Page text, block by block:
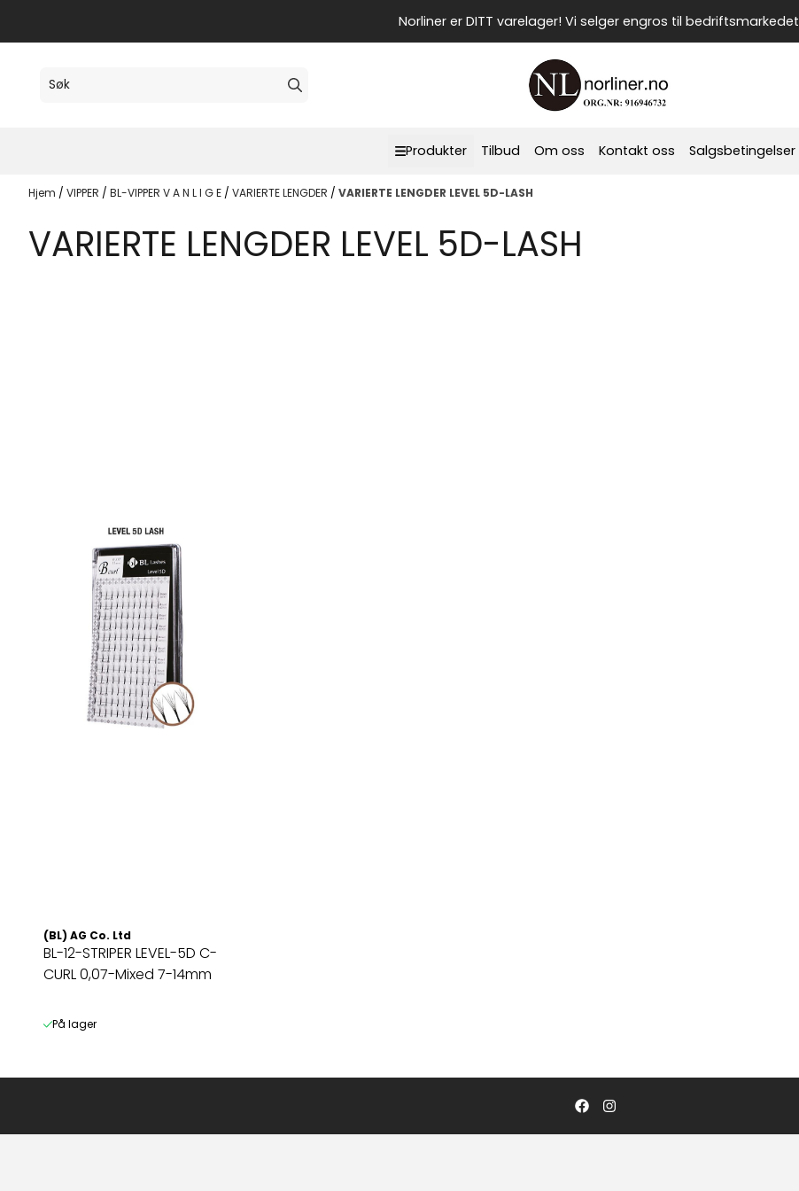
Norliner er DITT varelager! Vi selger engros til bedriftsmarkedet
Produkter Tilbud Om oss Kontakt oss Salgsbetingelser
Hjem / VIPPER / BL-VIPPER V A N L I G E / VARIERTE LENGDER / VARIERTE LENGDER LEVEL 5D-LASH
VARIERTE LENGDER LEVEL 5D-LASH
(BL) AG Co. Ltd
BL-12-STRIPER LEVEL-5D C-
CURL 0,07-Mixed 7-14mm
På lager